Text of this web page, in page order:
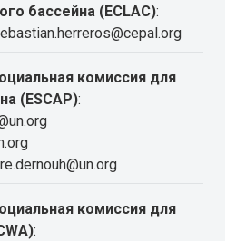
бассейна (ECLAC):
комиссия для
(ESCAP):
комиссия для
: